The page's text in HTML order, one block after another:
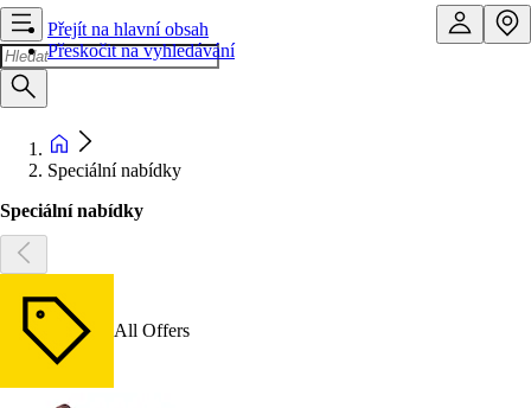
Přejít na hlavní obsah
Přeskočit na vyhledávání
Speciální nabídky
Speciální nabídky
All Offers